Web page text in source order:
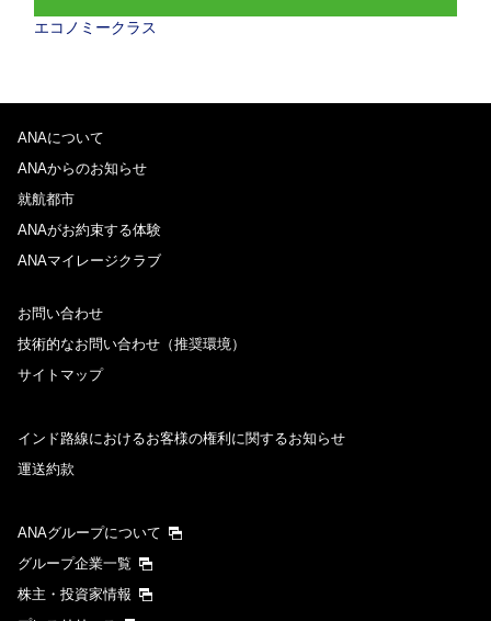
エコノミークラス
ANAについて
ANAからのお知らせ
就航都市
ANAがお約束する体験
ANAマイレージクラブ
お問い合わせ
技術的なお問い合わせ（推奨環境）
サイトマップ
インド路線におけるお客様の権利に関するお知らせ
運送約款
ANAグループについて
グループ企業一覧
株主・投資家情報